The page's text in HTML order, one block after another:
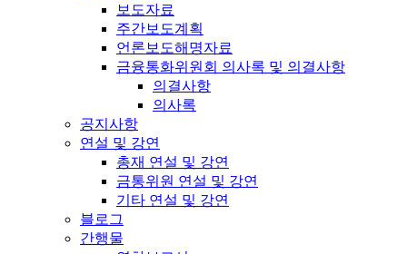
보도자료
주간보도계획
언론보도해명자료
금융통화위원회 의사록 및 의결사항
의결사항
의사록
공지사항
연설 및 강연
총재 연설 및 강연
금통위원 연설 및 강연
기타 연설 및 강연
블로그
간행물